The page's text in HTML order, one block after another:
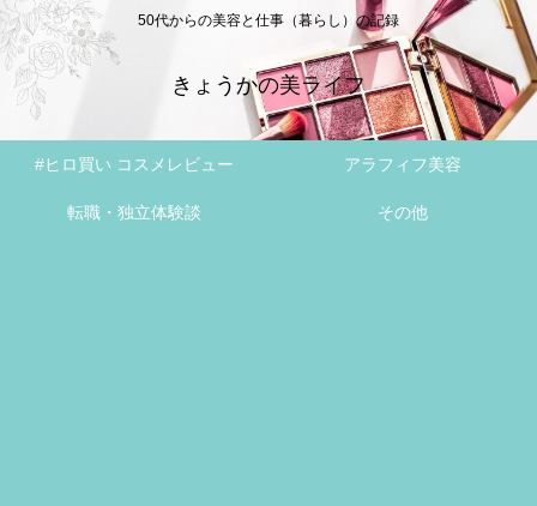
50代からの美容と仕事（暮らし）の記録
きょうかの美ライフ
#ヒロ買い コスメレビュー アラフィフ美容
転職・独立体験談 その他